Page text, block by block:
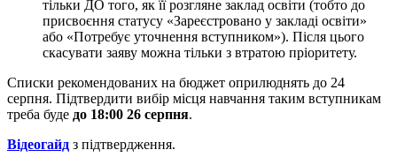
тільки ДО того, як її розгляне заклад освіти (тобто до
присвоєння статусу «Зареєстровано у закладі освіти»
або «Потребує уточнення вступником»). Після цього
скасувати заяву можна тільки з втратою пріоритету.
Списки рекомендованих на бюджет оприлюднять до 24
серпня. Підтвердити вибір місця навчання таким вступникам
треба буде до 18:00 26 серпня.
Відеогайд з підтвердження.